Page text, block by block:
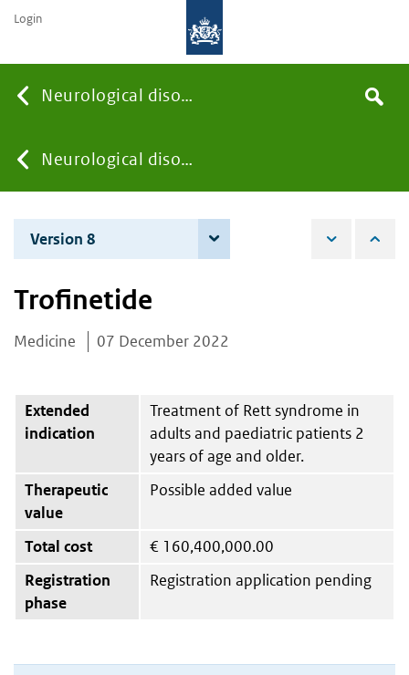
Neurological disorders
You
are
here:
Neurological disorders
the
Search
Login
Version 8
Trofinetide
Medicine 07 December 2022
Extended
indication
Treatment of Rett syndrome in
adults and paediatric patients 2
years of age and older.
Therapeutic
value
Possible added value
Total cost € 160,400,000.00
Registration
phase
Registration application pending